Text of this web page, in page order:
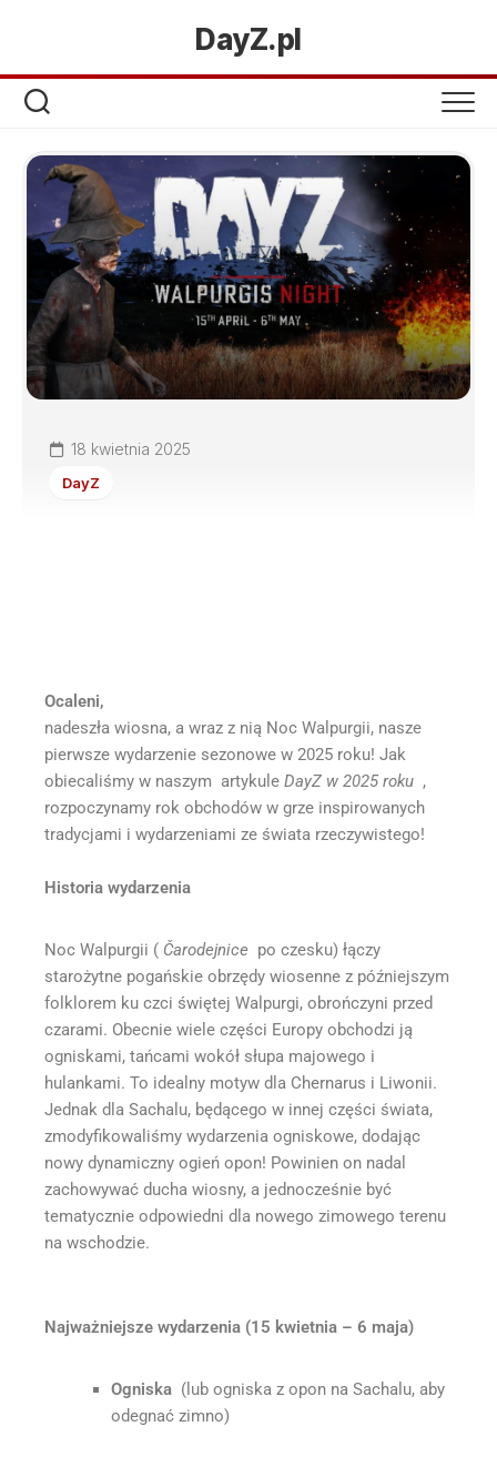
DayZ.pl
18 kwietnia 2025
DayZ
Ocaleni,
nadeszła wiosna, a wraz z nią Noc Walpurgii, nasze
pierwsze wydarzenie sezonowe w 2025 roku! Jak
obiecaliśmy w naszym artykule DayZ w 2025 roku ,
rozpoczynamy rok obchodów w grze inspirowanych
tradycjami i wydarzeniami ze świata rzeczywistego!
Historia wydarzenia
Noc Walpurgii ( Čarodejnice po czesku) łączy
starożytne pogańskie obrzędy wiosenne z późniejszym
folklorem ku czci świętej Walpurgi, obrończyni przed
czarami. Obecnie wiele części Europy obchodzi ją
ogniskami, tańcami wokół słupa majowego i
hulankami. To idealny motyw dla Chernarus i Liwonii.
Jednak dla Sachalu, będącego w innej części świata,
zmodyfikowaliśmy wydarzenia ogniskowe, dodając
nowy dynamiczny ogień opon! Powinien on nadal
zachowywać ducha wiosny, a jednocześnie być
tematycznie odpowiedni dla nowego zimowego terenu
na wschodzie.
Najważniejsze wydarzenia (15 kwietnia – 6 maja)
Ogniska (lub ogniska z opon na Sachalu, aby
odegnać zimno)